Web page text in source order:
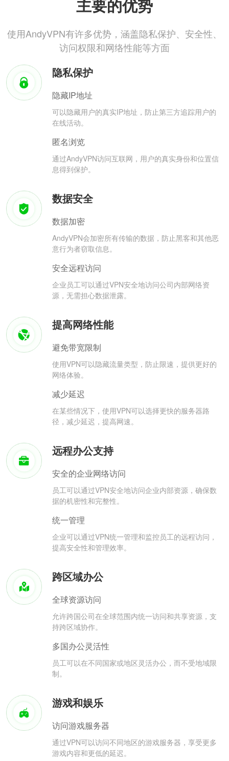
主要的优势
使用AndyVPN有许多优势，涵盖隐私保护、安全性、
访问权限和网络性能等方面
隐私保护
隐藏IP地址
可以隐藏用户的真实IP地址，防止第三方追踪用户的
在线活动。
匿名浏览
通过AndyVPN访问互联网，用户的真实身份和位置信
息得到保护。
数据安全
数据加密
AndyVPN会加密所有传输的数据，防止黑客和其他恶
意行为者窃取信息。
安全远程访问
企业员工可以通过VPN安全地访问公司内部网络资
源，无需担心数据泄露。
提高网络性能
避免带宽限制
使用VPN可以隐藏流量类型，防止限速，提供更好的
网络体验。
减少延迟
在某些情况下，使用VPN可以选择更快的服务器路
径，减少延迟，提高网速。
远程办公支持
安全的企业网络访问
员工可以通过VPN安全地访问企业内部资源，确保数
据的机密性和完整性。
统一管理
企业可以通过VPN统一管理和监控员工的远程访问，
提高安全性和管理效率。
跨区域办公
全球资源访问
允许跨国公司在全球范围内统一访问和共享资源，支
持跨区域协作。
多国办公灵活性
员工可以在不同国家或地区灵活办公，而不受地域限
制。
游戏和娱乐
访问游戏服务器
通过VPN可以访问不同地区的游戏服务器，享受更多
游戏内容和更低的延迟。